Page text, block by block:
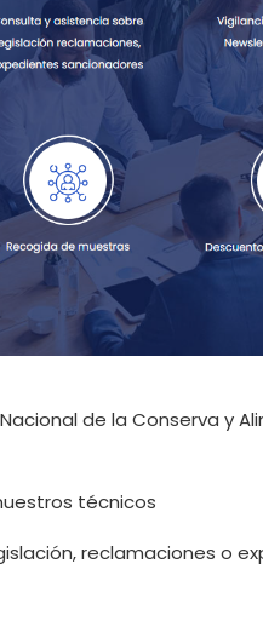
de la Conserva y
técnicos
reclamaciones o